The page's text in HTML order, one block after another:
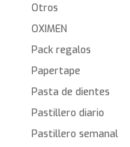
Otros
OXIMEN
Pack regalos
Papertape
Pasta de dientes
Pastillero diario
Pastillero semanal